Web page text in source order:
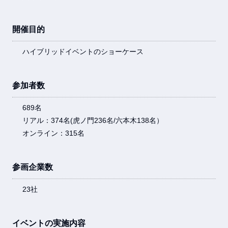
開催目的
ハイブリッドイベントのショーケース
参加者数
689名
リアル：374名(虎ノ門236名/六本木138名）
オンライン：315名
参画企業数
23社
イベントの実施内容